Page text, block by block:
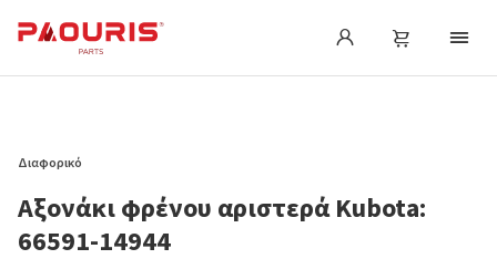
Διαφορικό
Αξονάκι φρένου αριστερά Kubota:
66591-14944